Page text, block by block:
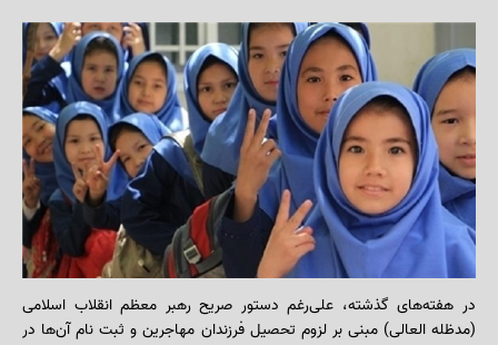
در هفته‌های گذشته، علی‌رغم دستور صریح رهبر معظم انقلاب اسلامی
(مدظله العالی) مبنی بر لزوم تحصیل فرزندان مهاجرین و ثبت نام آن‌ها در